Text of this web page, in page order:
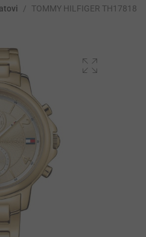
/ TOMMY HILFIGER TH1781821